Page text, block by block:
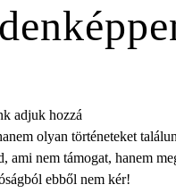
adjuk hozzá
olyan történeteket
nem támogat, hanem
ebből nem kér!